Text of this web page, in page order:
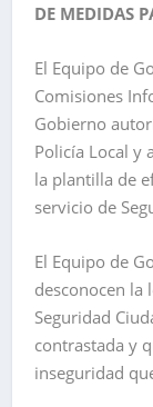
DE MEDIDAS
El Equipo de
Comisiones
Gobierno
Policía Local y
la plantilla de
servicio de
El Equipo de
desconocen la
Seguridad
contrastada y
inseguridad